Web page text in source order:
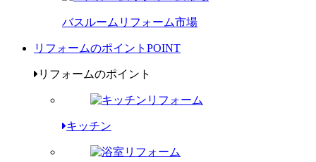
バスルームリフォーム市場
リフォームのポイント POINT
リフォームのポイント
キッチン